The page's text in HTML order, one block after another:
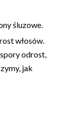
śluzowe.
włosów.
odrost,
jak